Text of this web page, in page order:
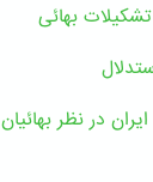
بهائی
در نظر بهائیان